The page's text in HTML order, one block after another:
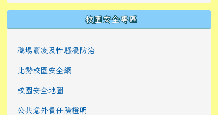
校園安全專區
職場霸凌及性騷擾防治
北勢校園安全網
校園安全地圖
公共意外責任險證明